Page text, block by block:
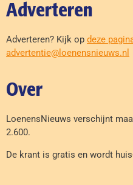
Adverteren
Adverteren? Kijk op deze
advertentie@loenensnieuws.nl
Over
LoenensNieuws verschijnt
2.600.
De krant is gratis en wordt